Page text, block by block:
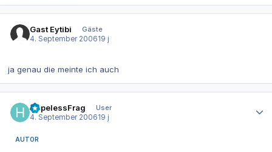
Gast Eytibi
Gäste
4. September 200619 j
ja genau die meinte ich auch
HopelessFrag
User
4. September 200619 j
AUTOR